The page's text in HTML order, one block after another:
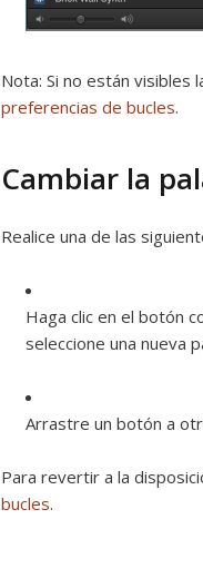
Nota: Si no están visibles
preferencias de bucles.
Cambiar la
Realice una de las
Haga clic en el botón
seleccione una nueva
Arrastre un botón a
Para revertir a la
bucles.